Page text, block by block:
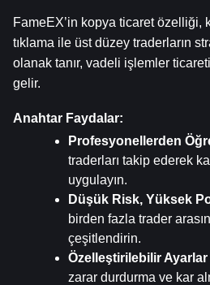
FameEX’in kopya ticaret özelliği,
tıklama ile üst düzey traderların
olanak tanır, vadeli işlemler
gelir.
Anahtar Faydalar:
Profesyonellerden
traderları takip ederek
uygulayın.
Düşük Risk, Yüksek
birden fazla trader
çeşitlendirin.
Özelleştirilebilir Ayarlar
zarar durdurma ve kar